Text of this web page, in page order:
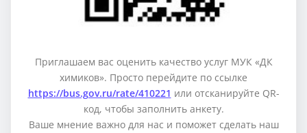
Приглашаем вас оценить качество услуг МУК «ДК
химиков». Просто перейдите по ссылке
https://bus.gov.ru/rate/410221 или отсканируйте QR-
код, чтобы заполнить анкету.
Ваше мнение важно для нас и поможет сделать наш